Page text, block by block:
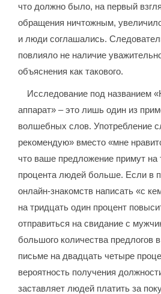
что должно было, на первый
обращения ничтожным,
и люди соглашались.
повлияло не наличие
объяснения как такового.
Исследование под названием
аппарат» – это лишь один из
волшебных слов. Употребление
рекомендую» вместо «мне
что ваше предложение примут на
процента людей больше. Если в
онлайн-знакомств написать «с
на тридцать один процент
отправиться на свидание с
большого количества предлогов
письме на двадцать четыре
вероятность получения
заставляет людей платить за